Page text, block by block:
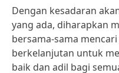
Dengan kesadaran
yang ada, diharapkan
bersama-sama
berkelanjutan untuk
baik dan adil bagi